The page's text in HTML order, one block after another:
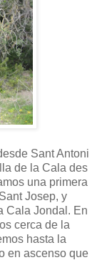
Sant Antoni
de la Cala des
una primera
Josep, y
Cala Jondal. En
cerca de la
hasta la
en ascenso que